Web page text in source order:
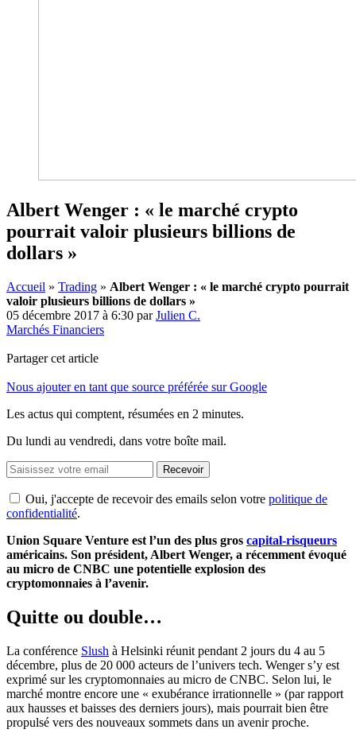
Albert Wenger : « le marché crypto
pourrait valoir plusieurs billions de
dollars »
Accueil » Trading » Albert Wenger : « le marché crypto pourrait
valoir plusieurs billions de dollars »
05 décembre 2017 à 6:30 parJulien C.
Marchés Financiers
Partager cet article
Nous ajouter en tant que source préférée sur Google
Les actus qui comptent, résumées en 2 minutes.
Du lundi au vendredi, dans votre boîte mail.
Recevoir
Oui, j'accepte de recevoir des emails selon votre politique de
confidentialité.
Union Square Venture est l’un des plus gros capital-risqueurs
américains. Son président, Albert Wenger, a récemment évoqué
au micro de CNBC une potentielle explosion des
cryptomonnaies à l’avenir.
Quitte ou double…
La conférence Slush à Helsinki réunit pendant 2 jours du 4 au 5
décembre, plus de 20 000 acteurs de l’univers tech. Wengers’y est
exprimé sur les cryptomonnaies au micro de CNBC. Selon lui, le
marché montre encore une « exubérance irrationnelle » (par rapport
aux hausses et baisses des derniers jours), mais pourrait bien être
propulsé vers des nouveaux sommets dans un avenir proche.